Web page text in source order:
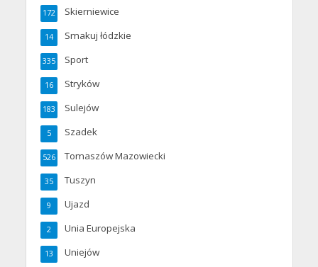
Skierniewice
172
Smakuj łódzkie
14
Sport
335
Stryków
16
Sulejów
183
Szadek
5
Tomaszów Mazowiecki
526
Tuszyn
35
Ujazd
9
Unia Europejska
2
Uniejów
13